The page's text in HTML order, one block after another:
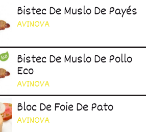
Bistec De Muslo De Payés
AVINOVA
Bistec De Muslo De Pollo
Eco
AVINOVA
Bloc De Foie De Pato
AVINOVA